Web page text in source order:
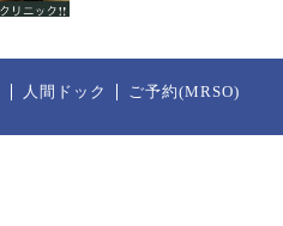
人間ドック ご予約(MRSO)